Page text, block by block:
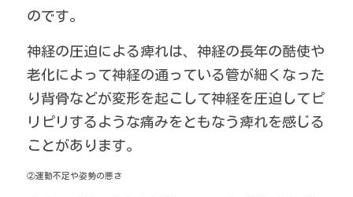
のです。
神経の圧迫による痺れは、神経の長年の酷使や
老化によって神経の通っている管が細くなった
り背骨などが変形を起こして神経を圧迫してピ
リピリするような痛みをともなう痺れを感じる
ことがあります。
②運動不足や姿勢の悪さ